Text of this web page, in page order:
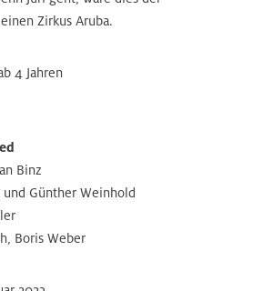
Zirkus Aruba.
4 Jahren
Binz
und Günther Weinhold
Boris Weber